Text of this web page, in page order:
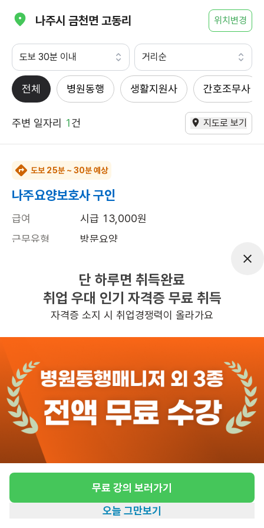
나주시 금천면 고동리 위치변경
도보 30분 이내 거리순
전체 병원동행 생활지원사 간호조무사
주변 일자리 1건 지도로 보기
도보 25분 ~ 30분 예상
나주요양보호사 구인
급여
시급 13,000원
근무유형
방문요양
평일 : (근무시간) (정오) 12시 00분 ~
(오후) 3시 30분, 주 5일 근무
5일전등록
반경 3KM 이내의 일자리 확인하기
단 하루면 취득완료
취업 우대 인기 자격증 무료 취득
자격증 소지 시 취업경쟁력이 올라가요
무료 강의 보러가기
오늘 그만보기